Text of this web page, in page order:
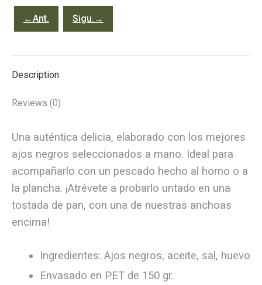
115
←Ant. Sigu.→
Description
Reviews (0)
Una auténtica delicia, elaborado con los mejores
ajos negros seleccionados a mano. Ideal para
acompañarlo con un pescado hecho al horno o a
la plancha. ¡Atrévete a probarlo untado en una
tostada de pan, con una de nuestras anchoas
encima!
Ingredientes: Ajos negros, aceite, sal, huevo
Envasado en PET de 150 gr.